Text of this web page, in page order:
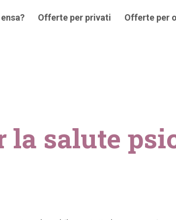
ensa? Offerte per privati Offerte per
la salute